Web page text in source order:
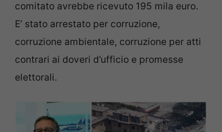
comitato avrebbe ricevuto 195 mila euro.
E’ stato arrestato per corruzione,
corruzione ambientale, corruzione per atti
contrari ai doveri d’ufficio e promesse
elettorali.